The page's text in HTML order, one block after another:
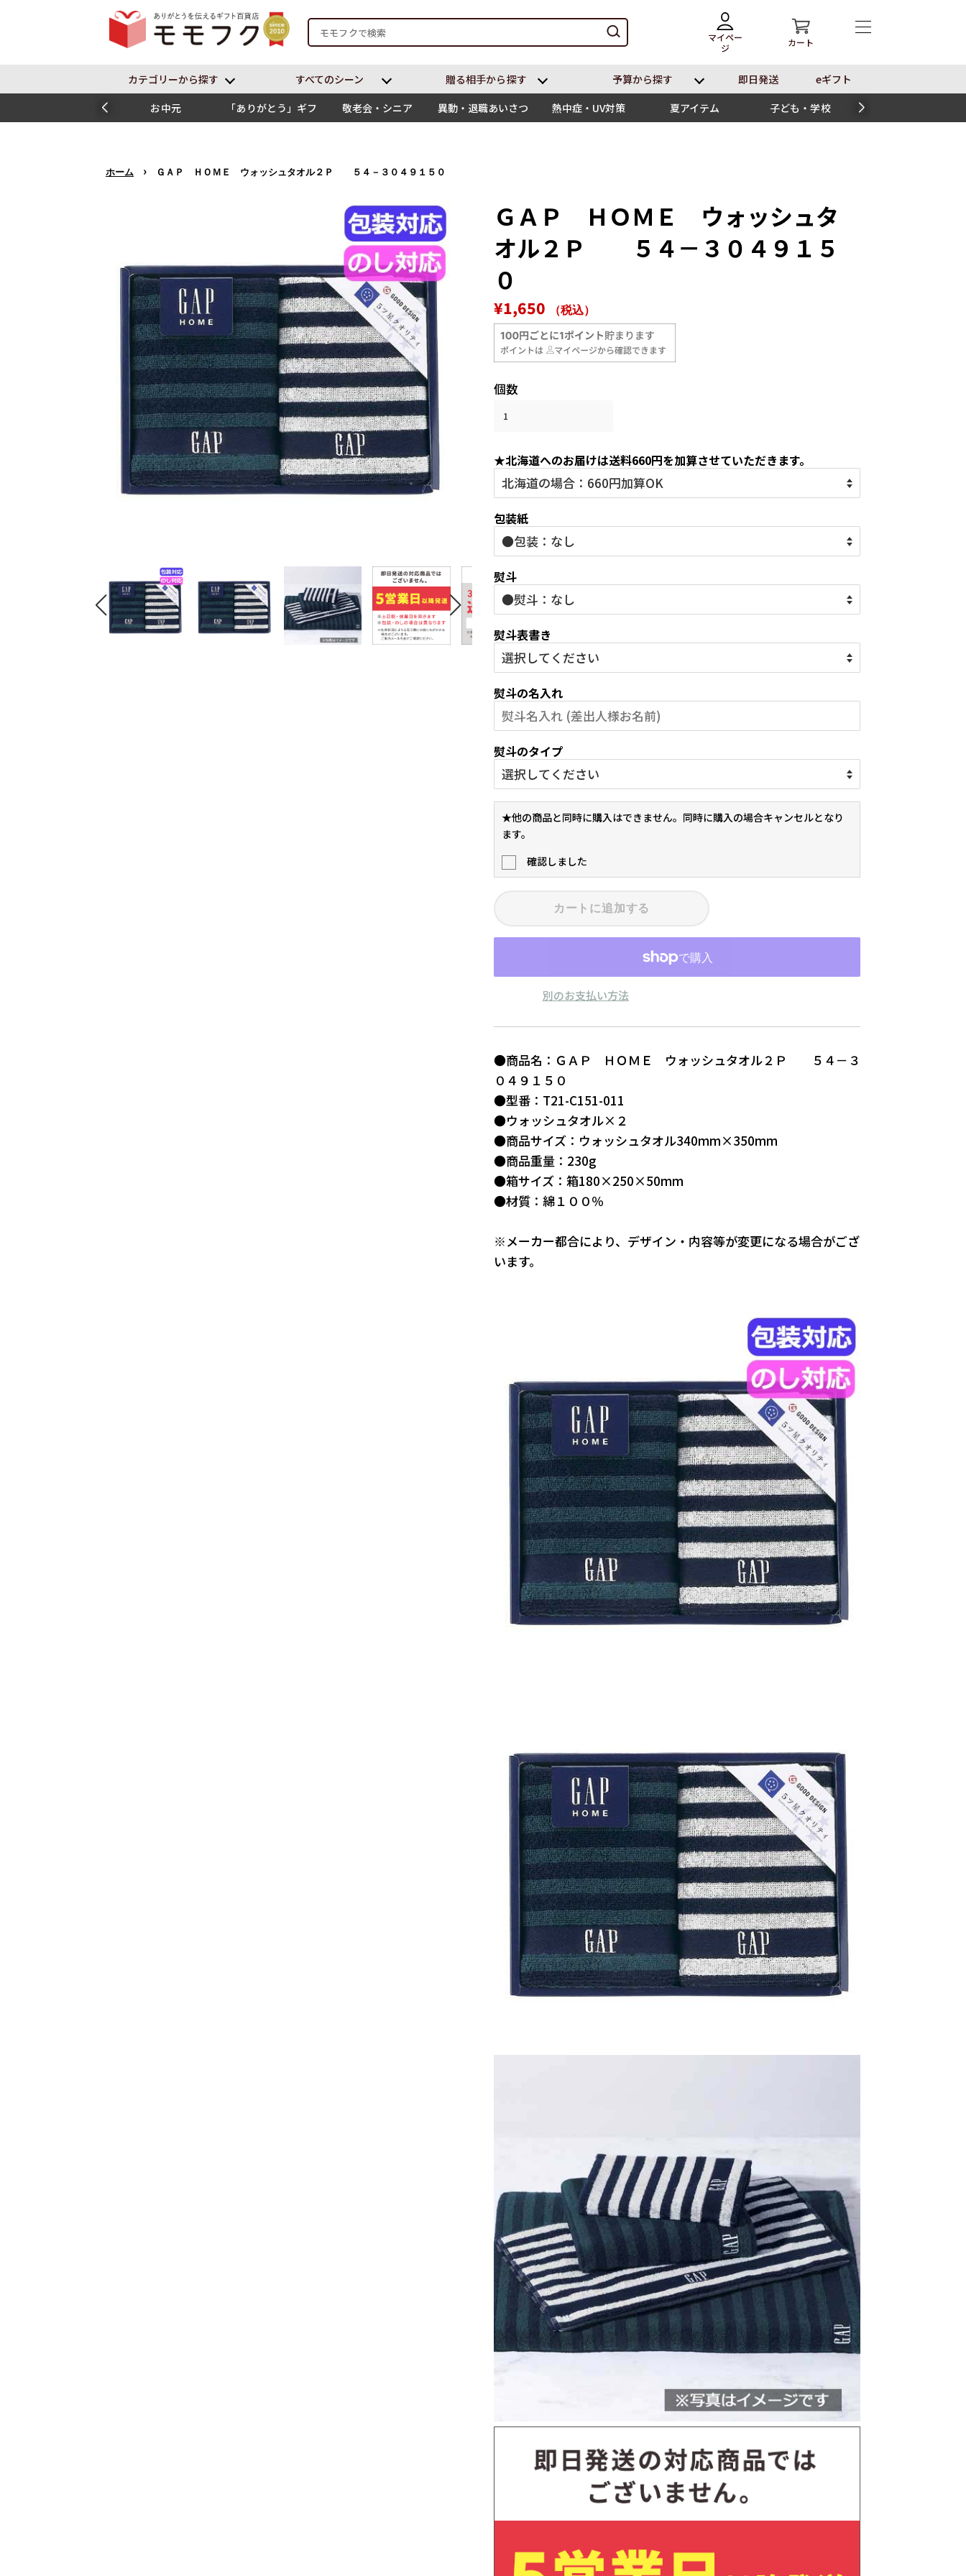
マイペー
ジ
カート
カテゴリーから探す すべてのシーン 贈る相⼿から探す 予算から探す 即⽇発送
eギフト
お中元
「ありがとう」ギフ
敬老会・シニア 異動・退職あいさつ 熱中症・UV対策 夏アイテム 子ども・学校
ホーム › ＧＡＰ ＨＯＭＥ ウォッシュタオル２Ｐ ５４－３０４９１５０
ＧＡＰ ＨＯＭＥ ウォッシュタ
オル２Ｐ ５４－３０４９１５
０
通
常
価
格
¥1,650 （税込）
売
価
格
個数
★北海道へのお届けは送料660円を加算させていただきます。
包装紙
熨斗
熨斗表書き
熨斗の名入れ
熨斗のタイプ
★他の商品と同時に購入はできません。同時に購入の場合キャンセルとなり
ます。
確認しました
カートに追加する
別のお支払い方法
●商品名：ＧＡＰ ＨＯＭＥ ウォッシュタオル２Ｐ ５４－３
０４９１５０
●型番：T21-C151-011
●ウォッシュタオル×２
●商品サイズ：ウォッシュタオル340mm×350mm
●商品重量：230g
●箱サイズ：箱180×250×50mm
●材質：綿１００％
※メーカー都合により、デザイン・内容等が変更になる場合がござ
います。